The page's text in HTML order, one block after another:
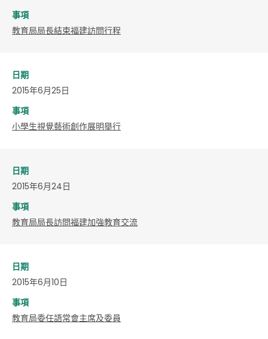
事項
教育局局長結束福建訪問行程
日期
2015年6月25日
事項
小學生視覺藝術創作展明舉行
日期
2015年6月24日
事項
教育局局長訪問福建加強教育交流
日期
2015年6月10日
事項
教育局委任語常會主席及委員